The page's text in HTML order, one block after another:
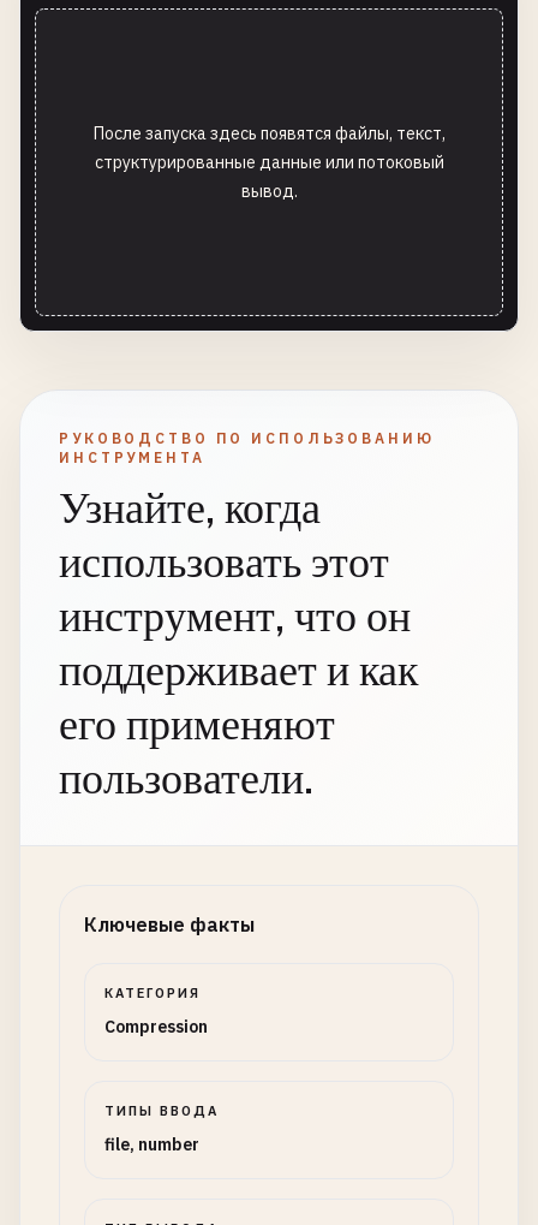
После запуска здесь появятся файлы, текст,
структурированные данные или потоковый
вывод.
РУКОВОДСТВО ПО ИСПОЛЬЗОВАНИЮ
ИНСТРУМЕНТА
Узнайте, когда
использовать этот
инструмент, что он
поддерживает и как
его применяют
пользователи.
Ключевые факты
КАТЕГОРИЯ
Compression
ТИПЫ ВВОДА
file, number